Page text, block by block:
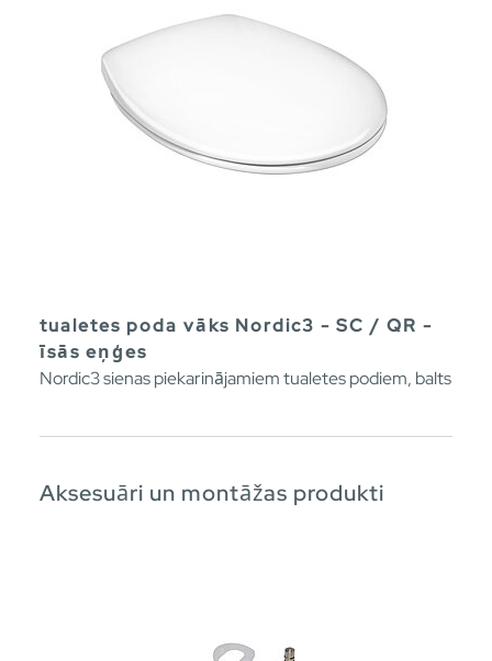
tualetes poda vāks Nordic3 - SC / QR -
īsās eņģes
Nordic3 sienas piekarinājamiem tualetes podiem, balts
Aksesuāri un montāžas produkti